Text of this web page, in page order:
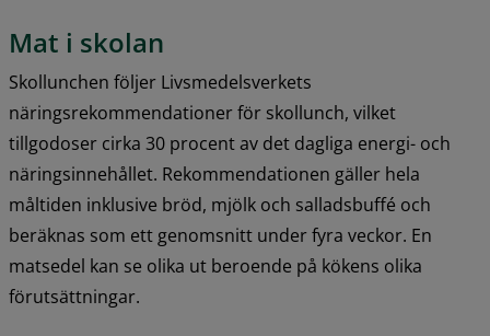
Mat i skolan
Skollunchen följer Livsmedelsverkets
näringsrekommendationer för skollunch, vilket
tillgodoser cirka 30 procent av det dagliga energi- och
näringsinnehållet. Rekommendationen gäller hela
måltiden inklusive bröd, mjölk och salladsbuffé och
beräknas som ett genomsnitt under fyra veckor. En
matsedel kan se olika ut beroende på kökens olika
förutsättningar.